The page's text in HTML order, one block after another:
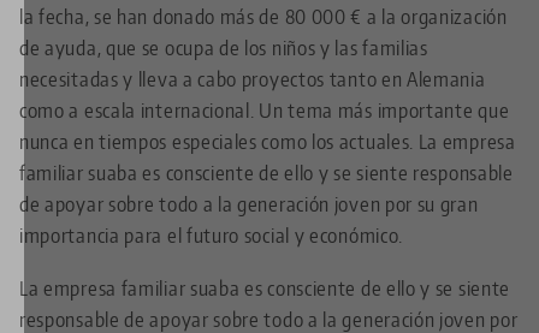
la fecha, se han donado más de 80 000 € a la organización
de ayuda, que se ocupa de los niños y las familias
necesitadas y lleva a cabo proyectos tanto en Alemania
como a escala internacional. Un tema más importante que
nunca en tiempos especiales como los actuales. La empresa
familiar suaba es consciente de ello y se siente responsable
de apoyar sobre todo a la generación joven por su gran
importancia para el futuro social y económico.
La empresa familiar suaba es consciente de ello y se siente
responsable de apoyar sobre todo a la generación joven por